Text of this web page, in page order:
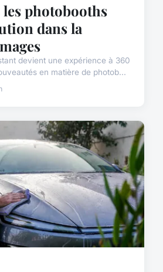
photobooths
dans la
devient une expérience à 360
en matière de photob...